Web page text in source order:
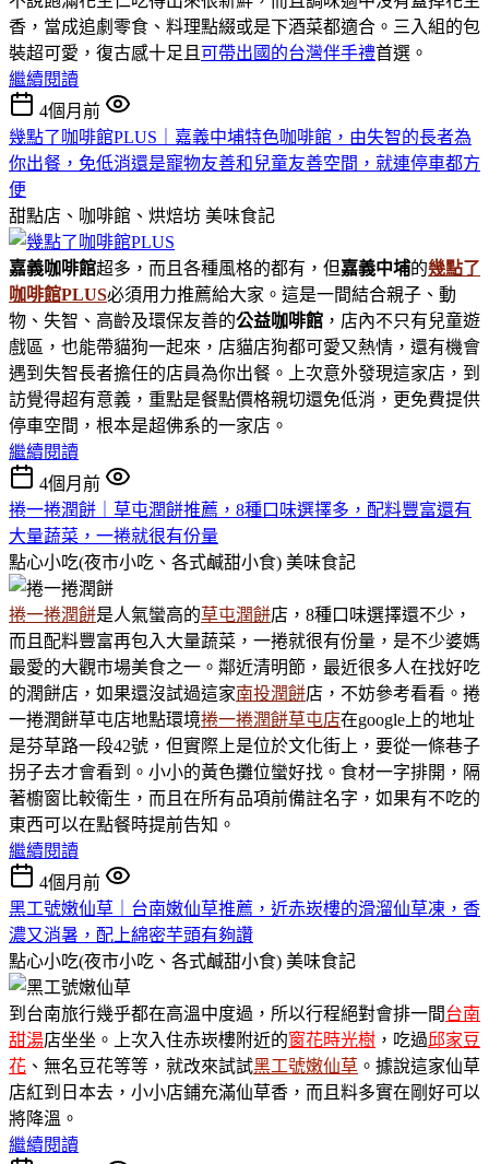
香，當成追劇零食、料理點綴或是下酒菜都適合。三入組的包
裝超可愛，復古感十足且 可帶出國的台灣伴手禮首選。
繼續閱讀
4個月前
幾點了咖啡館PLUS｜嘉義中埔特色咖啡館，由失智的長者為
你出餐，免低消還是寵物友善和兒童友善空間，就連停車都方
便
甜點店、咖啡館、烘焙坊 美味食記
嘉義咖啡館超多，而且各種風格的都有，但嘉義中埔的幾點了
咖啡館PLUS必須用力推薦給大家。這是一間結合親子、動
物、失智、高齡及環保友善的公益咖啡館 ，店內不只有兒童遊
戲區，也能帶貓狗一起來，店貓店狗都可愛又熱情，還有機會
遇到失智長者擔任的店員為你出餐。上次意外發現這家店，到
訪覺得超有意義，重點是餐點價格親切還免低消，更免費提供
停車空間，根本是超佛系的一家店。
繼續閱讀
4個月前
捲一捲潤餅｜草屯潤餅推薦，8種口味選擇多，配料豐富還有
大量蔬菜，一捲就很有份量
點心小吃(夜市小吃、各式鹹甜小食) 美味食記
捲一捲潤餅是人氣蠻高的草屯潤餅店，8種口味選擇還不少，
而且配料豐富再包入大量蔬菜，一捲就很有份量，是不少婆媽
最愛的大觀市場美食之一。鄰近清明節，最近很多人在找好吃
的潤餅店，如果還沒試過這家南投潤餅店，不妨參考看看。捲
一捲潤餅草屯店地點環境捲一捲潤餅草屯店在google上的地址
是芬草路一段42號，但實際上是位於文化街上，要從一條巷子
拐子去才會看到。小小的黃色攤位蠻好找。食材一字排開，隔
著櫥窗比較衛生，而且在所有品項前備註名字，如果有不吃的
東西可以在點餐時提前告知。
繼續閱讀
4個月前
黑工號嫩仙草｜台南嫩仙草推薦，近赤崁樓的滑溜仙草凍，香
濃又消暑，配上綿密芋頭有夠讚
點心小吃(夜市小吃、各式鹹甜小食) 美味食記
到台南旅行幾乎都在高溫中度過，所以行程絕對會排一間台南
甜湯店坐坐。上次入住赤崁樓附近的窗花時光樹 ，吃過 邱家豆
花 、無名豆花等等，就改來試試黑工號嫩仙草 。據說這家仙草
店紅到日本去，小小店鋪充滿仙草香，而且料多實在剛好可以
將降溫。
繼續閱讀